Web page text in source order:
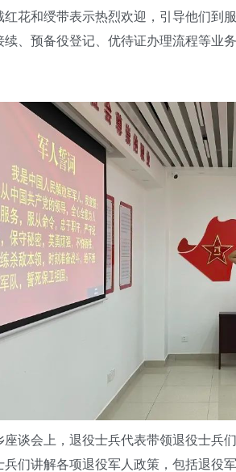
花和绶带表示热烈欢迎，引导他们
、预备役登记、优待证办理流程等
会上，退役士兵代表带领退役士兵
们讲解各项退役军人政策，包括退役